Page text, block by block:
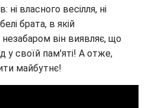
ні власного весілля, ні
брата, в якій
він виявляє, що
у своїй пам'яті! А отже,
майбутнє!